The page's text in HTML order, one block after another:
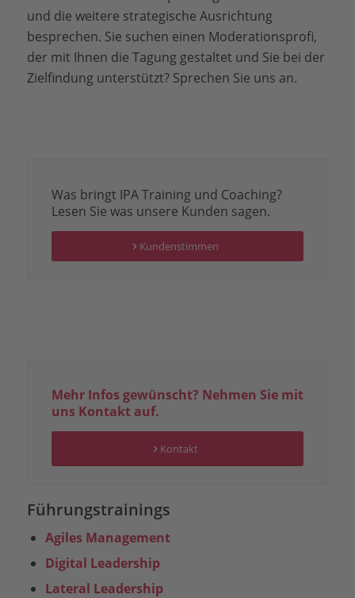
und die weitere strategische Ausrichtung
besprechen. Sie suchen einen Moderationsprofi,
der mit Ihnen die Tagung gestaltet und Sie bei der
Zielfindung unterstützt? Sprechen Sie uns an.
Was bringt IPA Training und Coaching?
Lesen Sie was unsere Kunden sagen.
Kundenstimmen
Mehr Infos gewünscht? Nehmen Sie mit
uns Kontakt auf.
Kontakt
Führungstrainings
Agiles Management
Digital Leadership
Lateral Leadership